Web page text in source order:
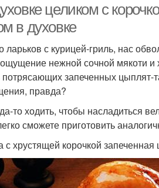
целиком с
в духовке
с курицей-гриль, нас
нежной сочной мякоти
запеченных цыплят-
правда?
то ходить, чтобы насладиться
сможете приготовить
хрустящей корочкой